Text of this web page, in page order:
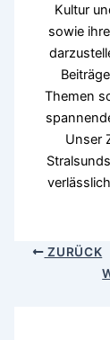
Kultur
sowie
Themen
Unser
ZURÜCK